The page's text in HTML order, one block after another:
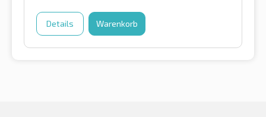
Details Warenkorb